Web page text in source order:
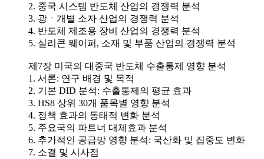
2. 중국 시스템 반도체 산업의 경쟁력 분석
3. 광ㆍ개별 소자 산업의 경쟁력 분석
4. 반도체 제조용 장비 산업의 경쟁력 분석
5. 실리콘 웨이퍼, 소재 및 부품 산업의 경쟁력 분석
제7장 미국의 대중국 반도체 수출통제 영향 분석
1. 서론: 연구 배경 및 목적
2. 기본 DID 분석: 수출통제의 평균 효과
3. HS8 상위 30개 품목별 영향 분석
4. 정책 효과의 동태적 변화 분석
5. 주요국의 파트너 대체효과 분석
6. 추가적인 공급망 영향 분석: 국산화 및 집중도 변화
7. 소결 및 시사점